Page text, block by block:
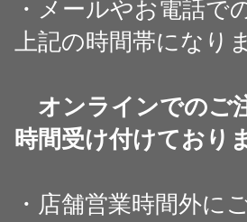
・メールやお電話で
上記の時間帯になり
オンラインでのご
時間受け付けており
・店舗営業時間外に